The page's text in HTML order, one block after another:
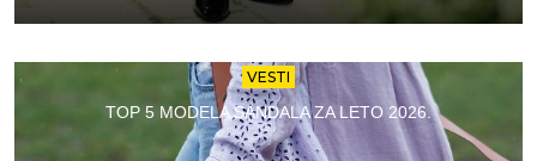
VESTI
TOP 5 MODELA SANDALA ZA LETO 2026.